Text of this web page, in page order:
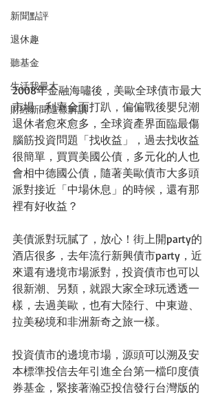
新聞點評
退休趣
聽基金
生活我最大
財經新聞這樣解讀
2008年金融海嘯後，美歐全球債市最大
市場，利率全面打趴，偏偏戰後嬰兒潮
退休者愈來愈多，全球資產界面臨最傷
腦筋投資問題「找收益」，過去找收益
很簡單，買買美國公債，多元化的人也
會相中德國公債，隨著美歐債市大多頭
派對接近「中場休息」的時候，還有那
裡有好收益？
美債派對玩膩了，放心！街上開party的
酒店很多，去年流行新興債市party，近
來還有邊境市場派對，投資債市也可以
很新潮、另類，就跟大家全球玩透透一
樣，去過美歐，也有大陸行、中東遊、
拉美秘境和非洲新奇之旅一樣。
投資債市的邊境市場，源頭可以溯及安
本標準投信去年引進全台第一檔印度債
券基金，緊接著瀚亞投信發行台灣版的